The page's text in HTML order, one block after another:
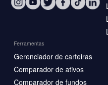
Ferramentas
Gerenciador de carteiras
Comparador de ativos
Comparador de fundos